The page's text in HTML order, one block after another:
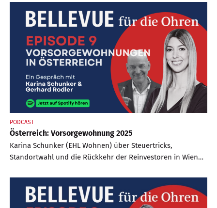
PODCAST
Österreich: Vorsorgewohnung 2025
Karina Schunker (EHL Wohnen) über Steuertricks,
Standortwahl und die Rückkehr der Reinvestoren in Wien